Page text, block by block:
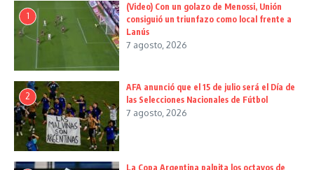
1
(Video) Con un golazo de Menossi, Unión
consiguió un triunfazo como local frente a
Lanús
7 agosto, 2026
2
AFA anunció que el 15 de julio será el Día de
las Selecciones Nacionales de Fútbol
7 agosto, 2026
La Copa Argentina palpita los octavos de